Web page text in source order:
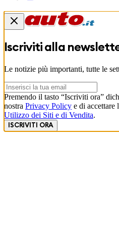
Iscriviti alla
Le notizie più importanti, tutte le
Premendo il tasto “Iscriviti ora”
nostra Privacy Policy e di accettare
Utilizzo dei Siti e di Vendita.
ISCRIVITI ORA